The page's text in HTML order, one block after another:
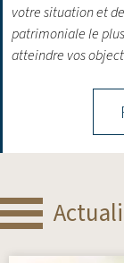
votre situation et
patrimoniale le
atteindre vos